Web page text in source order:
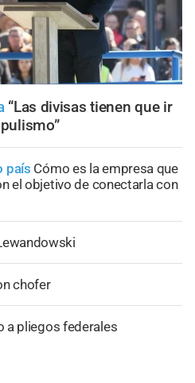
“Las divisas tienen que ir
país Cómo es la empresa que
el objetivo de conectarla con
chofer
a pliegos federales